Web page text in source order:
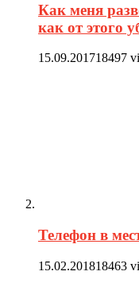
Как меня
как от этого
15.09.201718497
Телефон в
15.02.201818463